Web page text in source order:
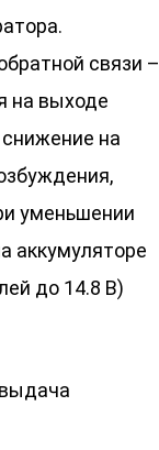
связи –
на выходе
на
уменьшении
аккумуляторе
до 14.8 В)